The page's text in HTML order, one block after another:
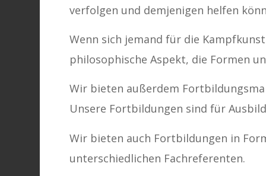
verfolgen und demjenigen helfen
Wenn sich jemand für die
philosophische Aspekt, die Formen
Wir bieten außerdem
Unsere Fortbildungen sind für
Wir bieten auch Fortbildungen in
unterschiedlichen Fachreferenten.